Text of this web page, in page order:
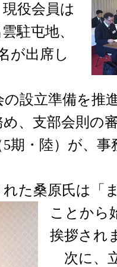
役会員は
駐屯地、
が出席し
設立準備を推
、支部会則の
期・陸）が、
た桑原氏は「
ことから
挨拶され
次に、